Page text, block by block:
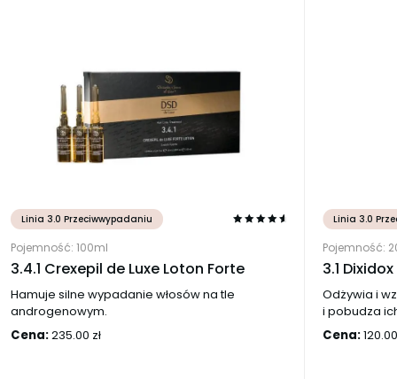
Linia 3.0 Przeciwwypadaniu
Pojemność: 100ml
3.4.1 Crexepil de Luxe Loton Forte
Hamuje silne wypadanie włosów na tle
androgenowym.
Cena:235.00 zł
Linia 3.0
Pojemność:
3.1
Odżywia i
i pobudza
Cena: